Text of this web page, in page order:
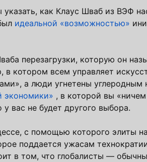
указать, как Клаус Шваб из ВЭФ
идеальной «возможностью»
перезагрузки, которую он
котором всем управляет
а люди угнетены
экономики» , в которой вы
вас не будет другого выбора.
с помощью которого элиты
поддается ужасам
в том, что глобалисты —